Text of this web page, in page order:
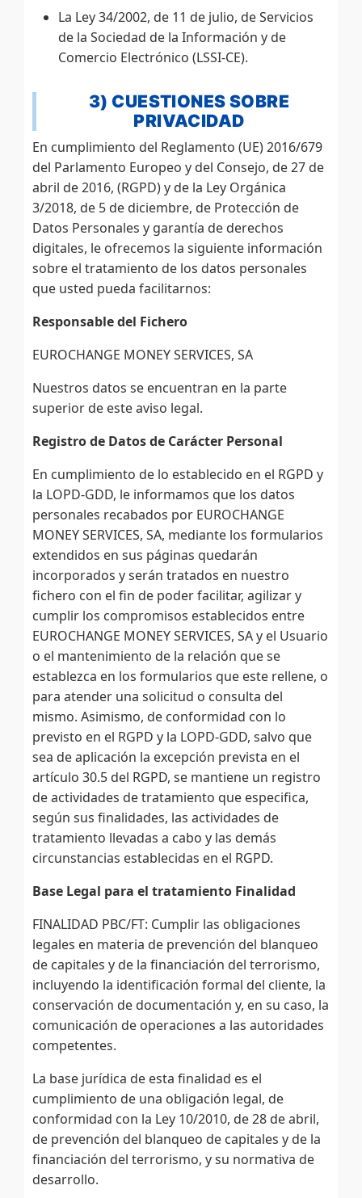
La Ley 34/2002, de 11 de julio, de Servicios
de la Sociedad de la Información y de
Comercio Electrónico (LSSI-CE).
3) CUESTIONES SOBRE
PRIVACIDAD
En cumplimiento del Reglamento (UE) 2016/679
del Parlamento Europeo y del Consejo, de 27 de
abril de 2016, (RGPD) y de la Ley Orgánica
3/2018, de 5 de diciembre, de Protección de
Datos Personales y garantía de derechos
digitales, le ofrecemos la siguiente información
sobre el tratamiento de los datos personales
que usted pueda facilitarnos:
Responsable del Fichero
EUROCHANGE MONEY SERVICES, SA
Nuestros datos se encuentran en la parte
superior de este aviso legal.
Registro de Datos de Carácter Personal
En cumplimiento de lo establecido en el RGPD y
la LOPD-GDD, le informamos que los datos
personales recabados por EUROCHANGE
MONEY SERVICES, SA, mediante los formularios
extendidos en sus páginas quedarán
incorporados y serán tratados en nuestro
fichero con el fin de poder facilitar, agilizar y
cumplir los compromisos establecidos entre
EUROCHANGE MONEY SERVICES, SA y el Usuario
o el mantenimiento de la relación que se
establezca en los formularios que este rellene, o
para atender una solicitud o consulta del
mismo. Asimismo, de conformidad con lo
previsto en el RGPD y la LOPD-GDD, salvo que
sea de aplicación la excepción prevista en el
artículo 30.5 del RGPD, se mantiene un registro
de actividades de tratamiento que especifica,
según sus finalidades, las actividades de
tratamiento llevadas a cabo y las demás
circunstancias establecidas en el RGPD.
Base Legal para el tratamiento Finalidad
FINALIDAD PBC/FT: Cumplir las obligaciones
legales en materia de prevención del blanqueo
de capitales y de la financiación del terrorismo,
incluyendo la identificación formal del cliente, la
conservación de documentación y, en su caso, la
comunicación de operaciones a las autoridades
competentes.
La base jurídica de esta finalidad es el
cumplimiento de una obligación legal, de
conformidad con la Ley 10/2010, de 28 de abril,
de prevención del blanqueo de capitales y de la
financiación del terrorismo, y su normativa de
desarrollo.